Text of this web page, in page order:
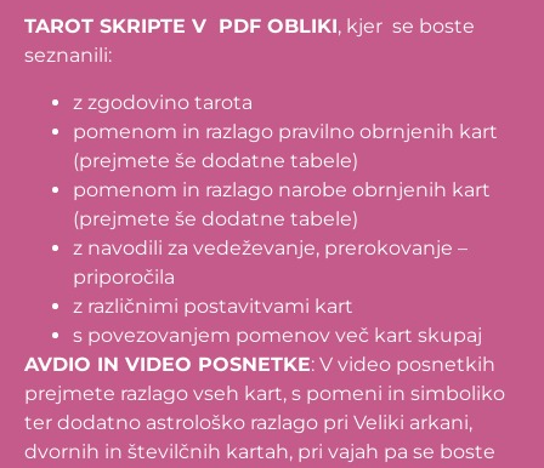
TAROT SKRIPTE V PDF OBLIKI, kjer se boste
seznanili:
z zgodovino tarota
pomenom in razlago pravilno obrnjenih kart
(prejmete še dodatne tabele)
pomenom in razlago narobe obrnjenih kart
(prejmete še dodatne tabele)
z navodili za vedeževanje, prerokovanje –
priporočila
z različnimi postavitvami kart
s povezovanjem pomenov več kart skupaj
AVDIO IN VIDEO POSNETKE: V video posnetkih
prejmete razlago vseh kart, s pomeni in simboliko
ter dodatno astrološko razlago pri Veliki arkani,
dvornih in številčnih kartah, pri vajah pa se boste